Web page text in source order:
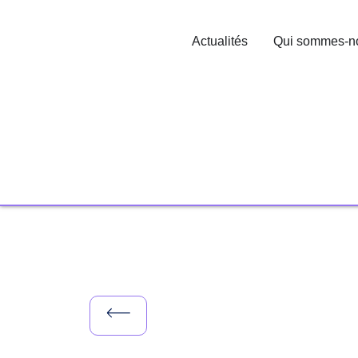
Actualités Qui sommes-